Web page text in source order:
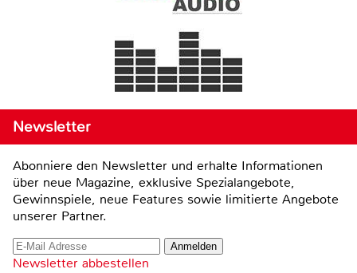
Newsletter
Abonniere den Newsletter und erhalte Informationen
über neue Magazine, exklusive Spezialangebote,
Gewinnspiele, neue Features sowie limitierte Angebote
unserer Partner.
Newsletter abbestellen